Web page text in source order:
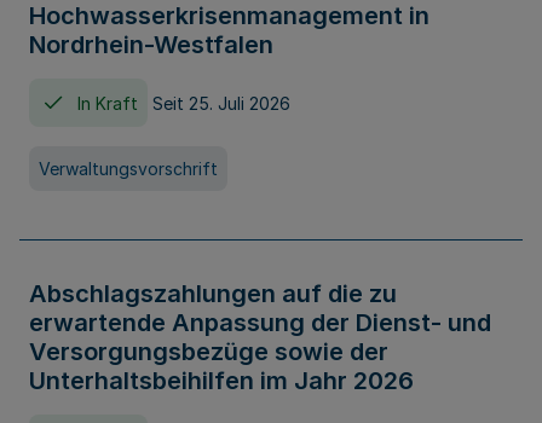
Hochwasserkrisenmanagement in
Nordrhein-Westfalen
In Kraft Seit 25. Juli 2026
Verwaltungsvorschrift
Abschlagszahlungen auf die zu
erwartende Anpassung der Dienst- und
Versorgungsbezüge sowie der
Unterhaltsbeihilfen im Jahr 2026